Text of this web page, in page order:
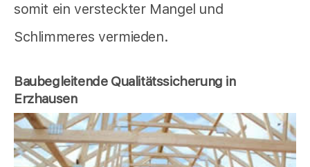
somit ein versteckter Mangel und
Schlimmeres vermieden.
Baubegleitende Qualitätssicherung in
Erzhausen